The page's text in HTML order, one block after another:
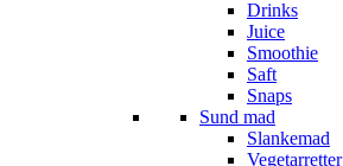
Drinks
Juice
Smoothie
Saft
Snaps
Sund mad
Slankemad
Vegetarretter